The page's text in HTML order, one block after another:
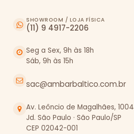
SHOWROOM / LOJA FÍSICA
(11) 9 4917-2206
Seg a Sex, 9h às 18h
Sáb, 9h às 15h
sac@ambarbaltico.com.br
Av. Leôncio de Magalhães, 1004
Jd. São Paulo · São Paulo/SP
CEP 02042-001